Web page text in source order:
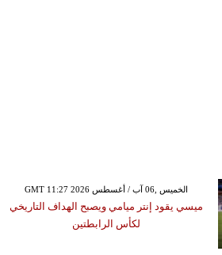
GMT 11:27 2026 الخميس ,06 آب / أغسطس
ميسي يقود إنتر ميامي ويصبح الهداف التاريخي
لكأس الرابطتين